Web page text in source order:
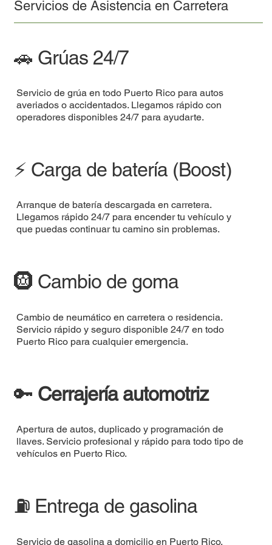
Servicios de Asistencia en Carretera
Servicio de grúa en todo Puerto Rico para autos
averiados o accidentados. Llegamos rápido con
operadores disponibles 24/7 para ayudarte.
🚗 Grúas 24/7
Arranque de batería descargada en carretera.
Llegamos rápido 24/7 para encender tu vehículo y
que puedas continuar tu camino sin problemas.
⚡ Carga de batería (Boost)
Cambio de neumático en carretera o residencia.
Servicio rápido y seguro disponible 24/7 en todo
Puerto Rico para cualquier emergencia.
🛞 Cambio de goma
Apertura de autos, duplicado y programación de
llaves. Servicio profesional y rápido para todo tipo de
vehículos en Puerto Rico.
🔑 Cerrajería automotriz
Servicio de gasolina a domicilio en Puerto Rico.
⛽ Entrega de gasolina